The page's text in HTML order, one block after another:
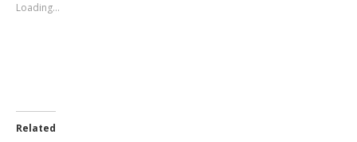
window)
Loading...
Related